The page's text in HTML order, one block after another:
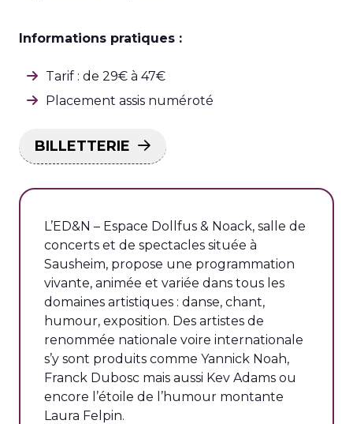
Informations pratiques :
Tarif : de 29€ à 47€
Placement assis numéroté
BILLETTERIE
L’ED&N – Espace Dollfus & Noack, salle de
concerts et de spectacles située à
Sausheim, propose une programmation
vivante, animée et variée dans tous les
domaines artistiques : danse, chant,
humour, exposition. Des artistes de
renommée nationale voire internationale
s’y sont produits comme Yannick Noah,
Franck Dubosc mais aussi Kev Adams ou
encore l’étoile de l’humour montante
Laura Felpin.